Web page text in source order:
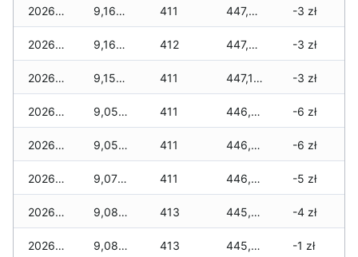
2026-01-23 9,160 zł 411 447,520 zł -3 zł
2026-01-22 9,160 zł 412 447,360 zł -3 zł
2026-01-21 9,155 zł 411 447,135 zł -3 zł
2026-01-20 9,055 zł 411 446,870 zł -6 zł
2026-01-19 9,050 zł 411 446,755 zł -6 zł
2026-01-18 9,070 zł 411 446,390 zł -5 zł
2026-01-17 9,080 zł 413 445,920 zł -4 zł
2026-01-16 9,080 zł 413 445,495 zł -1 zł